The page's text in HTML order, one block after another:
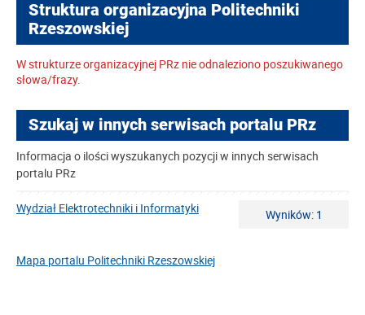
Struktura organizacyjna Politechniki
Rzeszowskiej
W strukturze organizacyjnej PRz nie odnaleziono poszukiwanego
słowa/frazy.
Szukaj w innych serwisach portalu PRz
Informacja o ilości wyszukanych pozycji w innych serwisach
portalu PRz
Wydział Elektrotechniki i Informatyki Wyników: 1
Mapa portalu Politechniki Rzeszowskiej